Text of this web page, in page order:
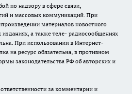
по надзору в сфере связи,
и массовых коммуникаций. При
материалов новостного
а также теле- радиосообщениях
При использовании в Интернет-
на ресурс обязательна, в противном
законодательства РФ об авторских и
за комментарии и